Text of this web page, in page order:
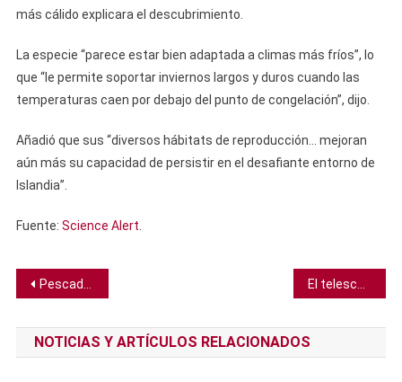
más cálido explicara el descubrimiento.
La especie “parece estar bien adaptada a climas más fríos”, lo
que “le permite soportar inviernos largos y duros cuando las
temperaturas caen por debajo del punto de congelación”, dijo.
Añadió que sus “diversos hábitats de reproducción… mejoran
aún más su capacidad de persistir en el desafiante entorno de
Islandia”.
Fuente: Science Alert
Navegación
de
entradas
Pescador sueco que buscaba gusanos halló enorme tesoro del siglo XII vinculado a un rey legendario
NOTICIAS Y ARTÍCULOS RELACIONADOS